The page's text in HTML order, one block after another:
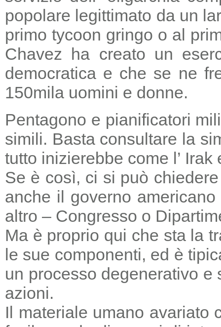
popolare legittimato da un
primo tycoon gringo o al
Chavez ha creato un
democratica e che se ne
150mila uomini e donne.
Pentagono e pianificatori
simili. Basta consultare la
tutto inizierebbe come l’
Se è così, ci si può
anche il governo
altro – Congresso o
Ma è proprio qui che sta la
le sue componenti, ed è
un processo degenerativo
azioni.
Il materiale umano avariato